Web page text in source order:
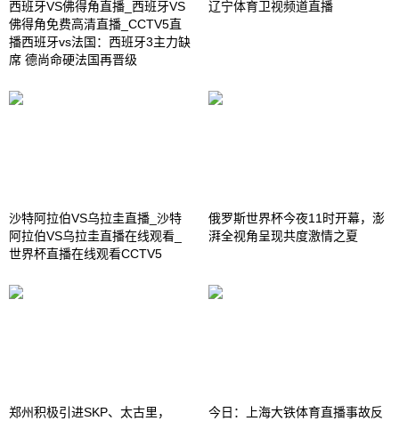
西班牙VS佛得角直播_西班牙VS
佛得角免费高清直播_CCTV5直
播西班牙vs法国：西班牙3主力缺
席 德尚命硬法国再晋级
辽宁体育卫视频道直播
沙特阿拉伯VS乌拉圭直播_沙特
阿拉伯VS乌拉圭直播在线观看_
世界杯直播在线观看CCTV5
俄罗斯世界杯今夜11时开幕，澎
湃全视角呈现共度激情之夏
郑州积极引进SKP、太古里，
今日：上海大铁体育直播事故反